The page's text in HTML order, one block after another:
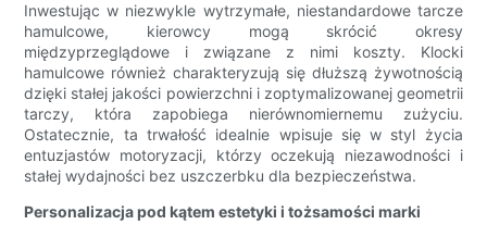
Inwestując w niezwykle wytrzymałe, niestandardowe tarcze
hamulcowe, kierowcy mogą skrócić okresy
międzyprzeglądowe i związane z nimi koszty. Klocki
hamulcowe również charakteryzują się dłuższą żywotnością
dzięki stałej jakości powierzchni i zoptymalizowanej geometrii
tarczy, która zapobiega nierównomiernemu zużyciu.
Ostatecznie, ta trwałość idealnie wpisuje się w styl życia
entuzjastów motoryzacji, którzy oczekują niezawodności i
stałej wydajności bez uszczerbku dla bezpieczeństwa.
Personalizacja pod kątem estetyki i tożsamości marki